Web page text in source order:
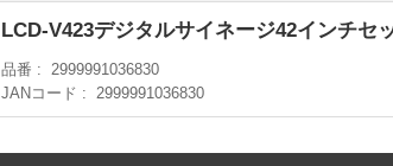
LCD-V423デジタルサイネージ42インチセ
品番
2999991036830
JANコード
2999991036830